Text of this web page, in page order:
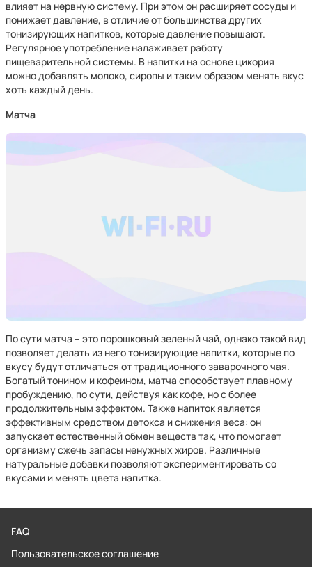
влияет на нервную систему. При этом он расширяет сосуды и
понижает давление, в отличие от большинства других
тонизирующих напитков, которые давление повышают.
Регулярное употребление налаживает работу
пищеварительной системы. В напитки на основе цикория
можно добавлять молоко, сиропы и таким образом менять вкус
хоть каждый день.
Матча
По сути матча – это порошковый зеленый чай, однако такой вид
позволяет делать из него тонизирующие напитки, которые по
вкусу будут отличаться от традиционного заварочного чая.
Богатый тонином и кофеином, матча способствует плавному
пробуждению, по сути, действуя как кофе, но с более
продолжительным эффектом. Также напиток является
эффективным средством детокса и снижения веса: он
запускает естественный обмен веществ так, что помогает
организму сжечь запасы ненужных жиров. Различные
натуральные добавки позволяют экспериментировать со
вкусами и менять цвета напитка.
FAQ
Пользовательское соглашение